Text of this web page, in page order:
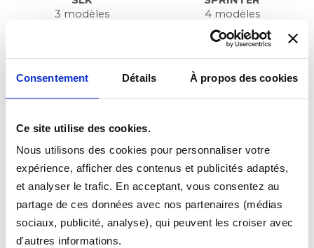
Consentement Détails À propos des cookies
Ce site utilise des cookies.
Nous utilisons des cookies pour personnaliser votre
expérience, afficher des contenus et publicités adaptés,
et analyser le trafic. En acceptant, vous consentez au
partage de ces données avec nos partenaires (médias
sociaux, publicité, analyse), qui peuvent les croiser avec
d'autres informations.
3 modèles
4 modèles
De 05/2002 à 12/2005
MERCEDES
VITO
4 modèles
MERCEDES
2 modèles